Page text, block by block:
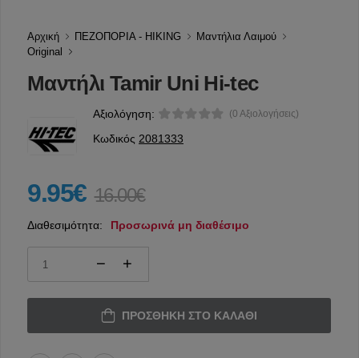
Αρχική ΠΕΖΟΠΟΡΙΑ - HIKING
Μαντήλια Λαιμού
Original
Μαντήλι Tamir Uni Hi-tec
Αξιολόγηση: (0 Αξιολογήσεις)
Κωδικός 2081333
9.95€ 16.00€
Διαθεσιμότητα: Προσωρινά μη διαθέσιμο
ΠΡΟΣΘΉΚΗ ΣΤΟ ΚΑΛΆΘΙ